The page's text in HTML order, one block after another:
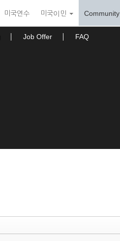
미국연수 미국이민 Community
Job Offer FAQ